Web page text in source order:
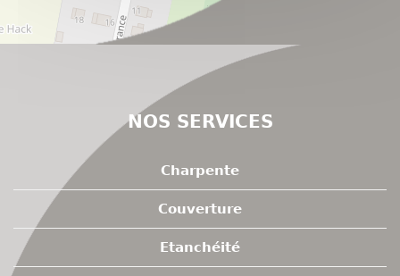
NOS SERVICES
Charpente
Couverture
Etanchéité